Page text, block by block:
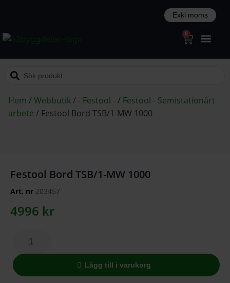
0
Hem /Webbutik/ - Festool -/ Festool - Semistationärt
arbete / Festool Bord TSB/1-MW 1000
Festool Bord TSB/1-MW 1000
Art. nr 203457
4996 kr
Lägg till i varukorg